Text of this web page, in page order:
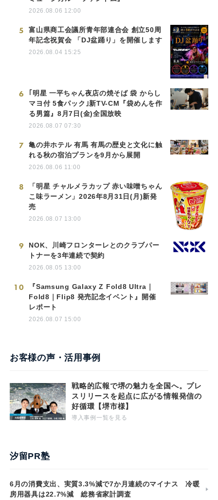
2026.08.06 12:00
5
富山県商工会議所青年部連合会 創立50周
年記念祝賀会 「DJ盆踊り」を開催します
2026.08.04 15:25
6
｢明星 一平ちゃん夜店の焼そば 袋 からし
マヨ付 5食パック｣新TV-CM『袋めんを作
る男篇』8月7日(金)全国放映
2026.08.07 07:30
7
亀の井ホテル 有馬 有馬の歴史と文化に触
れる秋の宿泊プランを9月から展開
2026.08.06 11:00
8
「明星 チャルメラカップ 赤い味噌ちゃん
こ味ラーメン」2026年8月31日(月)新発
売
2026.08.07 13:00
9
NOK、川崎フロンターレとのクラブパー
トナーを3年連続で契約
2026.08.05 13:00
10
『Samsung Galaxy Z Fold8 Ultra｜
Fold8｜Flip8 発売記念イベント』開催
レポート
2026.08.07 15:00
お客様の声・活用事例
戦略的広報で堺の魅力を全国へ。プレ
スリリースを起点に広がる情報発信の
好循環【堺市様】
導入事例一覧を見る
汐留PR塾
6月の消費支出、実質3.3%減で7か月連続のマイナス 冷暖
房用器具は22.7%減 総務省家計調査